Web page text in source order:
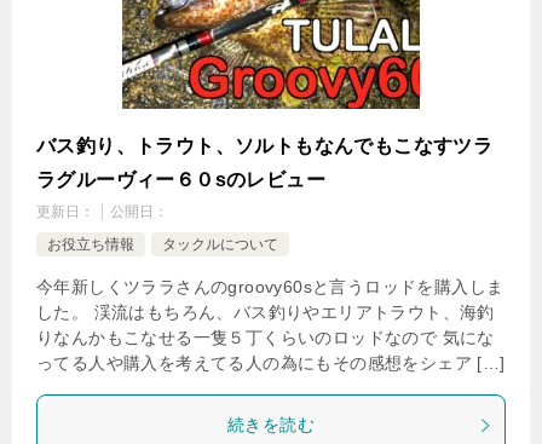
バス釣り、トラウト、ソルトもなんでもこなすツラ
ラグルーヴィー６０sのレビュー
更新日：
公開日：
お役立ち情報
タックルについて
今年新しくツララさんのgroovy60sと言うロッドを購入しま
した。 渓流はもちろん、バス釣りやエリアトラウト、海釣
りなんかもこなせる一隻５丁くらいのロッドなので 気にな
ってる人や購入を考えてる人の為にもその感想をシェア […]
続きを読む